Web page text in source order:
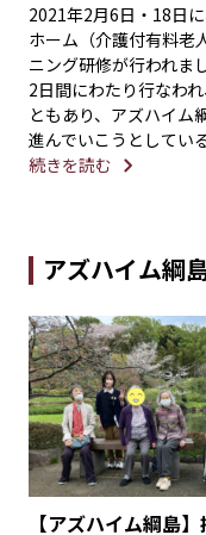
2021年2月6日・18日
ホーム（介護付有料老
ニング研修が行われま
2日間にわたり行なわ
ともあり、アズハイム
進んでいこうとしてい
続きを読む
アズハイム綱
【アズハイム綱島